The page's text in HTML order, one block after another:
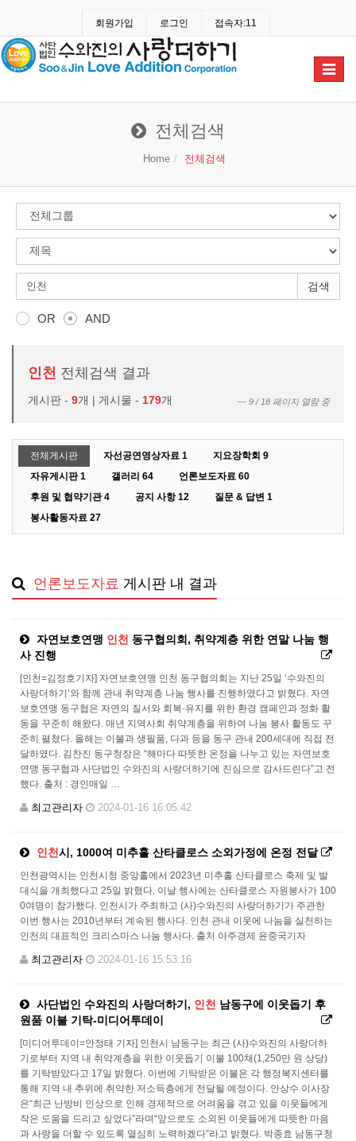
회원가입 로그인 접속자:11
Toggle
전체검색
Home 전체검색
검색
OR AND
인천 전체검색 결과
게시판 - 9개 | 게시물 - 179개 9 / 18 페이지 열람 중
전체게시판 자선공연영상자료 1 지요장학회 9
자유게시판 1 갤러리 64 언론보도자료 60
후원 및 협약기관 4 공지 사항 12 질문 & 답변 1
봉사활동자료 27
언론보도자료 게시판 내 결과
자연보호연맹 인천 동구협의회, 취약계층 위한 연말 나눔 행
사 진행
[인천=김정호기자] 자연보호연맹 인천 동구협의회는 지난 25일 ‘수와진의
사랑더하기’와 함께 관내 취약계층 나눔 행사를 진행하였다고 밝혔다. 자연
보호연맹 동구협은 자연의 질서와 회복·유지를 위한 환경 캠페인과 정화 활
동을 꾸준히 해왔다. 매년 지역사회 취약계층을 위하여 나눔 봉사 활동도 꾸
준히 펼쳤다. 올해는 이불과 생필품, 다과 등을 동구 관내 200세대에 직접 전
달하였다. 김찬진 동구청장은 “해마다 따뜻한 온정을 나누고 있는 자연보호
연맹 동구협과 사단법인 수와진의 사랑더하기에 진심으로 감사드린다”고 전
했다. 출처 : 경인매일 …
최고관리자 2024-01-16 16:05:42
인천시, 1000여 미추홀 산타클로스 소외가정에 온정 전달
인천광역시는 인천시청 중앙홀에서 2023년 미추홀 산타클로스 축제 및 발
대식을 개최했다고 25일 밝혔다. 이날 행사에는 산타클로스 자원봉사가 100
0여명이 참가했다. 인천시가 주최하고 (사)수와진의 사랑더하기가 주관한
이번 행사는 2010년부터 계속된 행사다. 인천 관내 이웃에 나눔을 실천하는
인천의 대표적인 크리스마스 나눔 행사다. 출처 아주경제 윤중국기자
최고관리자 2024-01-16 15:53:16
사단법인 수와진의 사랑더하기, 인천 남동구에 이웃돕기 후
원품 이불 기탁-미디어투데이
[미디어투데이=안정태 기자] 인천시 남동구는 최근 (사)수와진의 사랑더하
기로부터 지역 내 취약계층을 위한 이웃돕기 이불 100채(1,250만 원 상당)
를 기탁받았다고 17일 밝혔다. 이번에 기탁받은 이불은 각 행정복지센터를
통해 지역 내 추위에 취약한 저소득층에게 전달될 예정이다. 안상수 이사장
은“최근 난방비 인상으로 인해 경제적으로 어려움을 겪고 있을 이웃들에게
작은 도움을 드리고 싶었다”라며“앞으로도 소외된 이웃들에게 따뜻한 마음
과 사랑을 더할 수 있도록 열심히 노력하겠다”라고 밝혔다. 박종효 남동구청